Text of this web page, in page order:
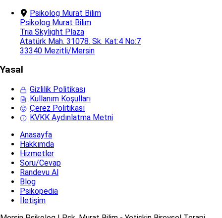
Psikolog Murat Bilim
Psikolog Murat Bilim
Tria Skylight Plaza
Atatürk Mah. 31078. Sk. Kat:4 No:7
33340 Mezitli/Mersin
Yasal
Gizlilik Politikası
Kullanım Koşulları
Çerez Politikası
KVKK Aydınlatma Metni
Anasayfa
Hakkımda
Hizmetler
Soru/Cevap
Randevu Al
Blog
Psikopedia
İletişim